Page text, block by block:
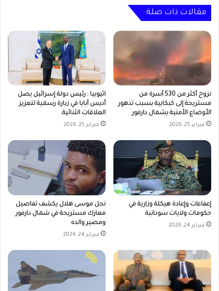
مقالات ذات صلة
نزوح أكثر من 530 أسرة من
مستريحة إلى كبكابية بسبب تدهور
الأوضاع الأمنية بشمال دارفور
فبراير 25, 2026
اثيوبيا : رئيس دولة إسرائيل يصل
أديس أبابا في زيارة رسمية لتعزيز
العلاقات الثنائية.
فبراير 25, 2026
إعفاءات وإعادة هيكلة وزارية في
حكومات ولايات سودانية
فبراير 24, 2026
نجل موسى هلال يكشف تفاصيل
معارك مستريحة في شمال دارفور
ومصير والده
فبراير 24, 2026